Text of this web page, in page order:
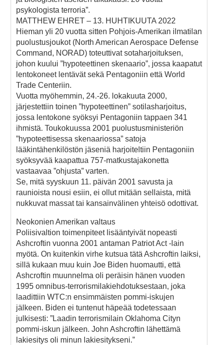
psykologista terroria”.
MATTHEW EHRET – 13. HUHTIKUUTA 2022
Hieman yli 20 vuotta sitten Pohjois-Amerikan ilmatilan
puolustusjoukot (North American Aerospace Defense
Command, NORAD) toteuttivat sotaharjoituksen,
johon kuului ”hypoteettinen skenaario”, jossa kaapatut
lentokoneet lentävät sekä Pentagoniin että World
Trade Centeriin.
Vuotta myöhemmin, 24.-26. lokakuuta 2000,
järjestettiin toinen ”hypoteettinen” sotilasharjoitus,
jossa lentokone syöksyi Pentagoniin tappaen 341
ihmistä. Toukokuussa 2001 puolustusministeriön
”hypoteettisessa skenaariossa” satoja
lääkintähenkilöstön jäseniä harjoiteltiin Pentagoniin
syöksyvää kaapattua 757-matkustajakonetta
vastaavaa ”ohjusta” varten.
Se, mitä syyskuun 11. päivän 2001 savusta ja
raunioista nousi esiin, ei ollut mitään sellaista, mitä
nukkuvat massat tai kansainvälinen yhteisö odottivat.
Neokonien Amerikan valtaus
Poliisivaltion toimenpiteet lisääntyivät nopeasti
Ashcroftin vuonna 2001 antaman Patriot Act -lain
myötä. On kuitenkin virhe kutsua tätä Ashcroftin laiksi,
sillä kukaan muu kuin Joe Biden huomautti, että
Ashcroftin muunnelma oli peräisin hänen vuoden
1995 omnibus-terrorismilakiehdotuksestaan, joka
laadittiin WTC:n ensimmäisten pommi-iskujen
jälkeen. Biden ei tuntenut häpeää todetessaan
julkisesti: ”Laadin terrorismilain Oklahoma Cityn
pommi-iskun jälkeen. John Ashcroftin lähettämä
lakiesitys oli minun lakiesitykseni.”